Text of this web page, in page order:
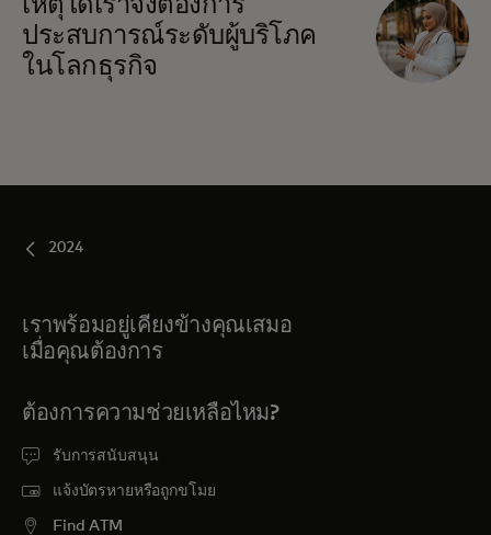
เหตุใดเราจึงต้องการ
ประสบการณ์ระดับผู้บริโภค
ในโลกธุรกิจ
2024
เราพร้อมอยู่เคียงข้างคุณเสมอ
เมื่อคุณต้องการ
ต้องการความช่วยเหลือไหม?
รับการสนับสนุน
แจ้งบัตรหายหรือถูกขโมย
Find ATM